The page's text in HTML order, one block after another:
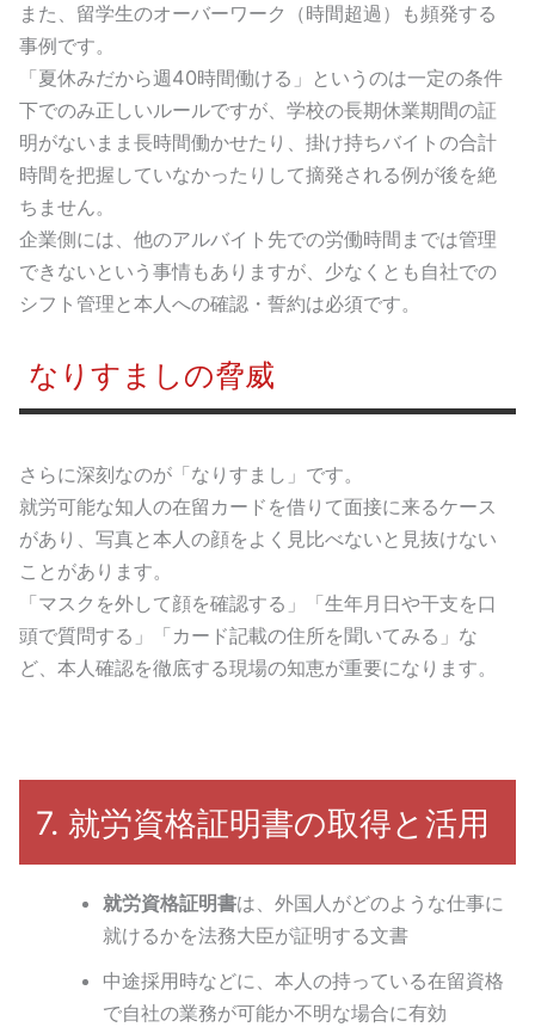
また、留学生のオーバーワーク（時間超過）も頻発する
事例です。
「夏休みだから週40時間働ける」というのは一定の条件
下でのみ正しいルールですが、学校の長期休業期間の証
明がないまま長時間働かせたり、掛け持ちバイトの合計
時間を把握していなかったりして摘発される例が後を絶
ちません。
企業側には、他のアルバイト先での労働時間までは管理
できないという事情もありますが、少なくとも自社での
シフト管理と本人への確認・誓約は必須です。
なりすましの脅威
さらに深刻なのが「なりすまし」です。
就労可能な知人の在留カードを借りて面接に来るケース
があり、写真と本人の顔をよく見比べないと見抜けない
ことがあります。
「マスクを外して顔を確認する」「生年月日や干支を口
頭で質問する」「カード記載の住所を聞いてみる」な
ど、本人確認を徹底する現場の知恵が重要になります。
7. 就労資格証明書の取得と活用
就労資格証明書は、外国人がどのような仕事に
就けるかを法務大臣が証明する文書
中途採用時などに、本人の持っている在留資格
で自社の業務が可能か不明な場合に有効